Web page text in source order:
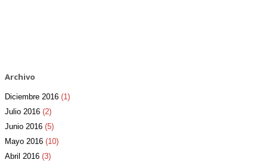
Archivo
Diciembre 2016 (1)
Julio 2016 (2)
Junio 2016 (5)
Mayo 2016 (10)
Abril 2016 (3)